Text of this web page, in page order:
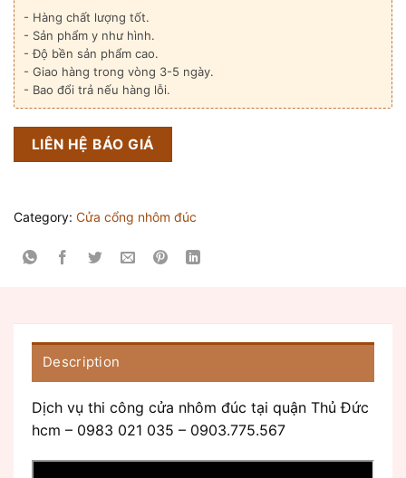
- Hàng chất lượng tốt.
- Sản phẩm y như hình.
- Độ bền sản phẩm cao.
- Giao hàng trong vòng 3-5 ngày.
- Bao đổi trả nếu hàng lỗi.
LIÊN HỆ BÁO GIÁ
Category: Cửa cổng nhôm đúc
Description
Dịch vụ thi công cửa nhôm đúc tại quận Thủ Đức
hcm – 0983 021 035 – 0903.775.567